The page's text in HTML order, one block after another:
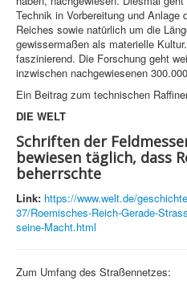
Technik in Vorbereitung und Anlage
Reiches sowie natürlich um die
gewissermaßen als materielle
faszinierend. Die Forschung geht
inzwischen nachgewiesenen
Ein Beitrag zum technischen
DIE WELT
Schriften der
bewiesen täglich, dass
beherrschte
Link: https://www.welt.de/
37/Roemisches-Reich-Gerade-
seine-Macht.html
Zum Umfang des Straßennetzes: